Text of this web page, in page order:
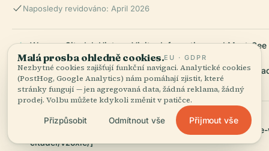
Naposledy revidováno: April 2026
Warsaw Citadel: History, Visitor Information, and Must-See
Attractions, 2025, Spotting History
[https://www.spottinghistory.com/view/4802/warsaw-
Museum of the Tenth Pavilion, 2025, GoOut
[https://goout.net/en/museum-of-the-tenth-pavilion-of-
citadel/vzoxle/]
Malá prosba ohledně cookies.EU · GDPR
Nezbytné cookies zajišťují funkční navigaci. Analytické cookies
(PostHog, Google Analytics) nám pomáhají zjistit, které
stránky fungují — jen agregovaná data, žádná reklama, žádný
prodej. Volbu můžete kdykoli změnit v patičce.
Přizpůsobit Odmítnout vše Přijmout vše